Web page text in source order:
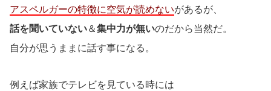
アスペルガーの特徴に空気が読めないがあるが、
話を聞いていない＆集中力が無いのだから当然だ。
自分が思うままに話す事になる。
例えば家族でテレビを見ている時には